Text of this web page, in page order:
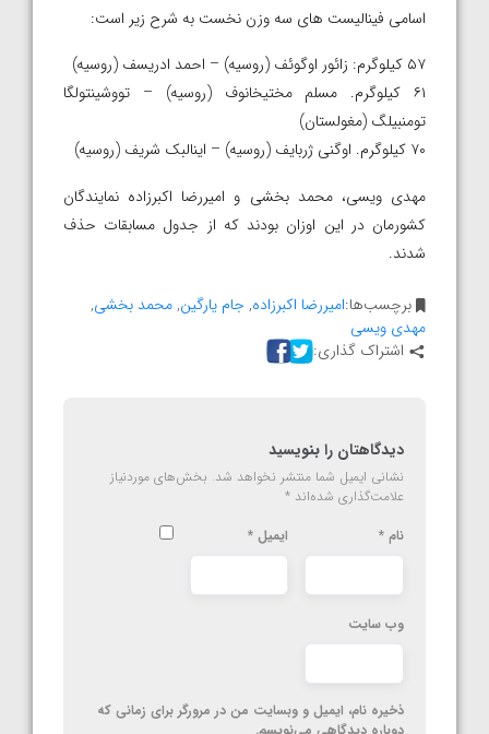
اسامی فینالیست های سه وزن نخست به شرح زیر است:
۵۷ کیلوگرم: زائور اوگوئف (روسیه) – احمد ادریسف (روسیه)
۶۱ کیلوگرم. مسلم مختیخانوف (روسیه) – تووشینتولگا
تومنبیلگ (مغولستان)
۷۰ کیلوگرم. اوگنی ژربایف (روسیه) – اینالبک شریف (روسیه)
مهدی ویسی، محمد بخشی و امیررضا اکبرزاده نمایندگان
کشورمان در این اوزان بودند که از جدول مسابقات حذف
شدند.
برچسب‌ها:امیررضا اکبرزاده, جام یارگین,محمد بخشی,
مهدی ویسی
اشتراک گذاری:
دیدگاهتان را بنویسید
نشانی ایمیل شما منتشر نخواهد شد. بخش‌های موردنیاز
علامت‌گذاری شده‌اند *
نام * ایمیل *
وب‌ سایت
ذخیره نام، ایمیل و وبسایت من در مرورگر برای زمانی که